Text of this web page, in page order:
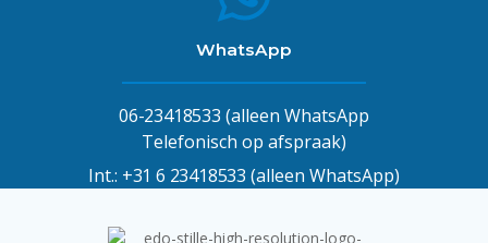
WhatsApp
06-23418533 (alleen WhatsApp
Telefonisch op afspraak)
Int.: +31 6 23418533 (alleen WhatsApp)